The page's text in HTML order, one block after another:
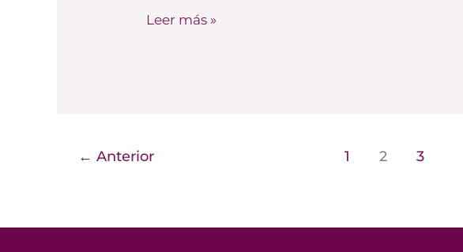
Leer más »
← Anterior 1 2 3